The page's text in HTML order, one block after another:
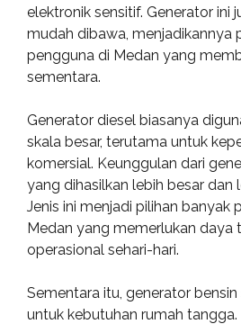
elektronik sensitif. Generator ini
mudah dibawa, menjadikannya
pengguna di Medan yang
sementara.
Generator diesel biasanya
skala besar, terutama untuk
komersial. Keunggulan dari
yang dihasilkan lebih besar dan
Jenis ini menjadi pilihan banyak
Medan yang memerlukan daya
operasional sehari-hari.
Sementara itu, generator bensin
untuk kebutuhan rumah